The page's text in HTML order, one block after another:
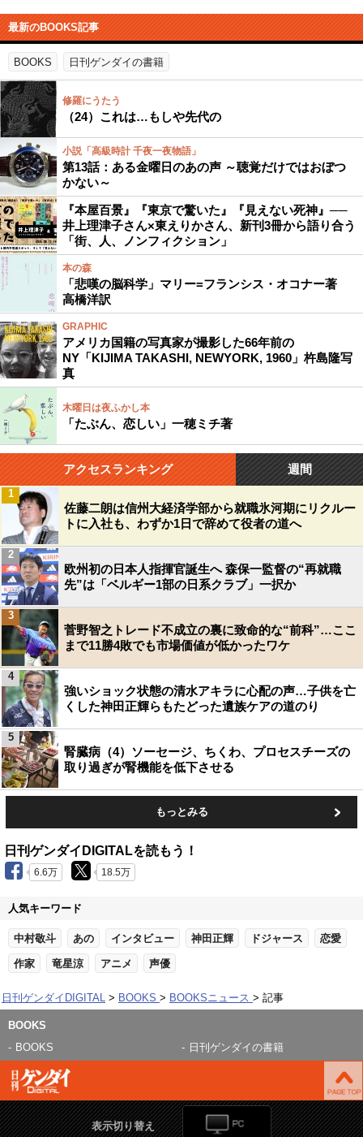
最新のBOOKS記事
BOOKS 日刊ゲンダイの書籍
修羅にうたう
（24）これは…もしや先代の
小説「高級時計 千夜一夜物語」
第13話：ある金曜日のあの声 ～聴覚だけではおぼつ
かない～
『本屋百景』『東京で驚いた』『見えない死神』──
井上理津子さん×東えりかさん、新刊3冊から語り合う
「街、人、ノンフィクション」
本の森
「悲嘆の脳科学」マリー=フランシス・オコナー著
高橋洋訳
GRAPHIC
アメリカ国籍の写真家が撮影した66年前の
NY「KIJIMA TAKASHI, NEWYORK, 1960」杵島隆写
真
木曜日は夜ふかし本
「たぶん、恋しい」一穂ミチ著
アクセスランキング 週間
佐藤二朗は信州大経済学部から就職氷河期にリクルー
トに入社も、わずか1日で辞めて役者の道へ
1
欧州初の日本人指揮官誕生へ 森保一監督の“再就職
先”は「ベルギー1部の日系クラブ」一択か
2
菅野智之トレード不成立の裏に致命的な“前科”…ここ
まで11勝4敗でも市場価値が低かったワケ
3
強いショック状態の清水アキラに心配の声…子供を亡
くした神田正輝らもたどった遺族ケアの道のり
4
腎臓病（4）ソーセージ、ちくわ、プロセスチーズの
取り過ぎが腎機能を低下させる
5
もっとみる
日刊ゲンダイDIGITALを読もう！
6.6万 18.5万
人気キーワード
中村敬斗 あの インタビュー 神田正輝 ドジャース 恋愛
作家 竜星涼 アニメ 声優
日刊ゲンダイDIGITAL BOOKS BOOKSニュース 記事
BOOKS
BOOKS
日刊ゲンダイの書籍
表示切り替え